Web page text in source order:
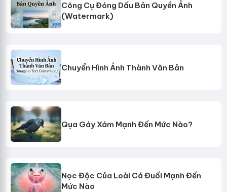
Công Cụ Đóng Dấu Bản Quyền Ảnh
(Watermark)
Chuyển Hình Ảnh Thành Văn Bản
Qụa Gáy Xám Mạnh Đến Mức Nào?
Nọc Độc Của Loài Cá Đuối Mạnh Đến
Mức Nào